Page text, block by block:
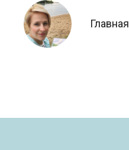
Главная